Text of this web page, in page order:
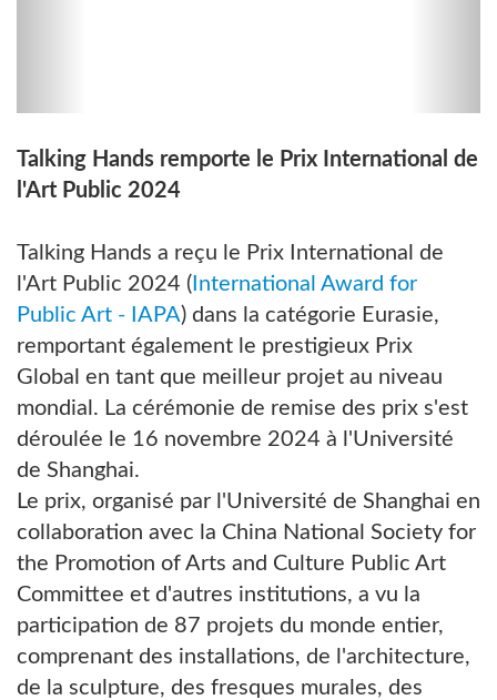
Talking Hands remporte le Prix International de
l'Art Public 2024
Talking Hands a reçu le Prix International de
l'Art Public 2024 ( International Award for
Public Art - IAPA) dans la catégorie Eurasie,
remportant également le prestigieux Prix
Global en tant que meilleur projet au niveau
mondial. La cérémonie de remise des prix s'est
déroulée le 16 novembre 2024 à l'Université
de Shanghai.
Le prix, organisé par l'Université de Shanghai en
collaboration avec la China National Society for
the Promotion of Arts and Culture Public Art
Committee et d'autres institutions, a vu la
participation de 87 projets du monde entier,
comprenant des installations, de l'architecture,
de la sculpture, des fresques murales, des